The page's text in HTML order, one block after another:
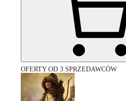
OFERTY OD 3 SPRZEDAWCÓW